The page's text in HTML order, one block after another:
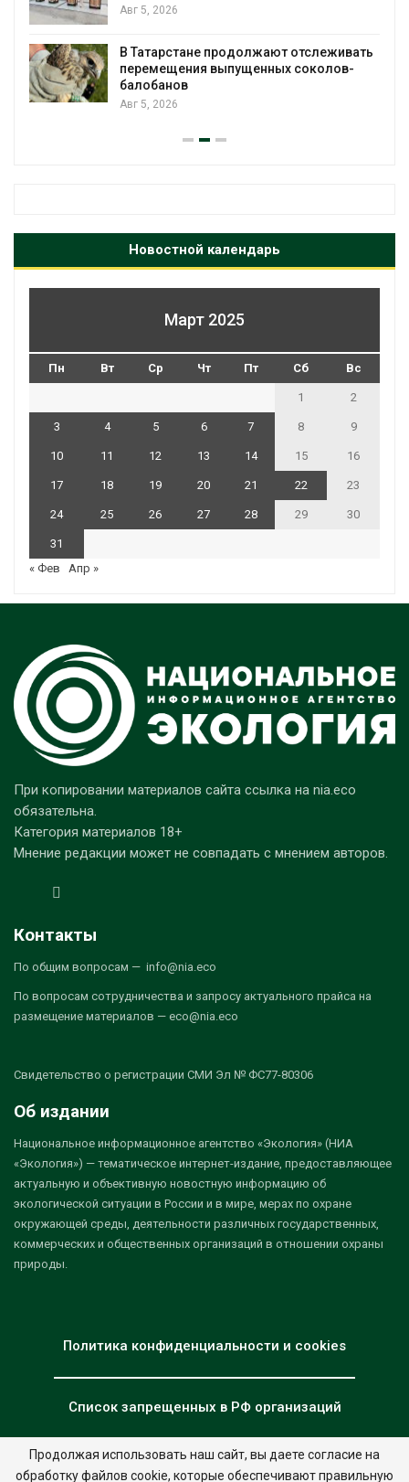
Авг 5, 2026
В Татарстане продолжают отслеживать
перемещения выпущенных соколов-
балобанов
Авг 5, 2026
Новостной календарь
Март 2025
Пн Вт Ср Чт Пт Сб Вс
1 2
3 4 5 6 7 8 9
10 11 12 13 14 15 16
17 18 19 20 21 22 23
24 25 26 27 28 29 30
31
« Фев
Апр »
При копировании материалов сайта ссылка на nia.eco
обязательна.
Категория материалов 18+
Мнение редакции может не совпадать с мнением авторов.
Контакты
По общим вопросам — info@nia.eco
По вопросам сотрудничества и запросу актуального прайса на
размещение материалов — eco@nia.eco
Свидетельство о регистрации СМИ Эл № ФС77-80306
Об издании
Национальное информационное агентство «Экология» (НИА
«Экология») — тематическое интернет-издание, предоставляющее
актуальную и объективную новостную информацию об
экологической ситуации в России и в мире, мерах по охране
окружающей среды, деятельности различных государственных,
коммерческих и общественных организаций в отношении охраны
природы.
Политика конфиденциальности и cookies
Список запрещенных в РФ организаций
Продолжая использовать наш сайт, вы даете согласие на
обработку файлов cookie, которые обеспечивают правильную